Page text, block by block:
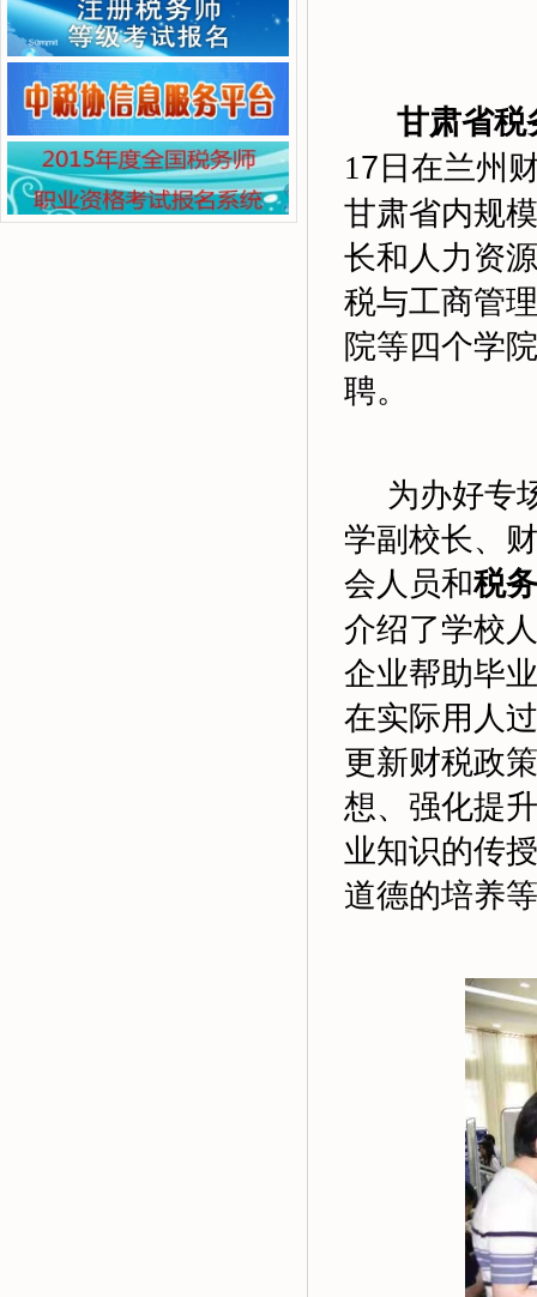
甘肃省税
17 日在兰州
甘肃省内规
长和人力资
税与工商管
院等四个学
聘。
为办好专
学副校长、
会人员和税
介绍了学校
企业帮助毕
在实际用人
更新财税政
想、强化提
业知识的传
道德的培养